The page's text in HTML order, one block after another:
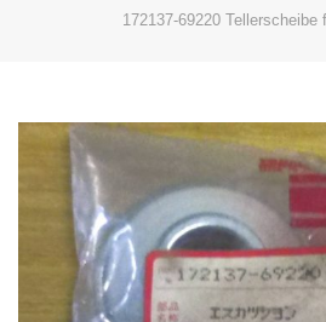
172137-69220 Tellerscheibe